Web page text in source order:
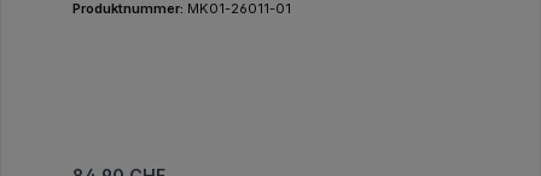
Produktnummer: MK01-26011-01